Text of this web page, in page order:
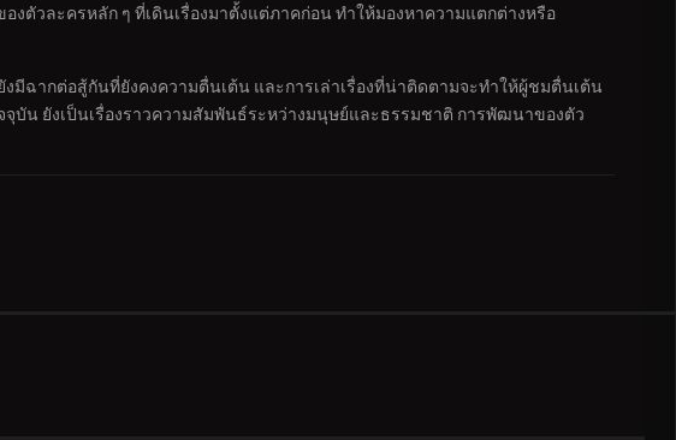
ตัวละครหลัก ๆ ที่เดินเรื่องมาตั้งแต่ภาคก่อน ทำให้มองหาความแตกต่างหรือ
ฉากต่อสู้กันที่ยังคงความตื่นเต้น และการเล่าเรื่องที่น่าติดตามจะทำให้ผู้ชมตื่นเต้น
บัน ยังเป็นเรื่องราวความสัมพันธ์ระหว่างมนุษย์และธรรมชาติ การพัฒนาของตัว